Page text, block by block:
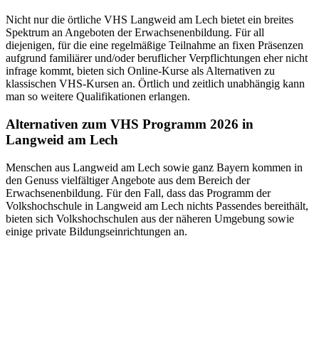
Nicht nur die örtliche VHS Langweid am Lech bietet ein breites
Spektrum an Angeboten der Erwachsenenbildung. Für all
diejenigen, für die eine regelmäßige Teilnahme an fixen Präsenzen
aufgrund familiärer und/oder beruflicher Verpflichtungen eher nicht
infrage kommt, bieten sich Online-Kurse als Alternativen zu
klassischen VHS-Kursen an. Örtlich und zeitlich unabhängig kann
man so weitere Qualifikationen erlangen.
Alternativen zum VHS Programm 2026 in
Langweid am Lech
Menschen aus Langweid am Lech sowie ganz Bayern kommen in
den Genuss vielfältiger Angebote aus dem Bereich der
Erwachsenenbildung. Für den Fall, dass das Programm der
Volkshochschule in Langweid am Lech nichts Passendes bereithält,
bieten sich Volkshochschulen aus der näheren Umgebung sowie
einige private Bildungseinrichtungen an.